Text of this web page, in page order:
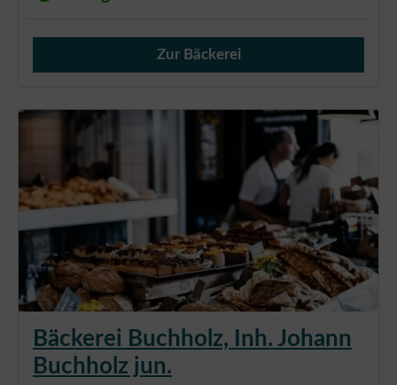
Verkauf von Brötchen,
Zur Bäckerei
Bäckerei Buchholz, Inh. Johann
Buchholz jun.